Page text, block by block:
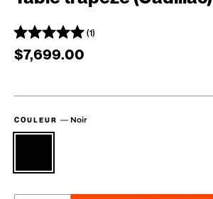
(1)
Prix régulier
$7,699.00
COULEUR — Noir